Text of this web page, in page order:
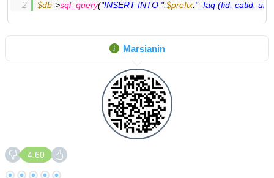
$db->sql_query("INSERT INTO ".$prefix. "_faq (fid, catid,
Marsianin
4.60